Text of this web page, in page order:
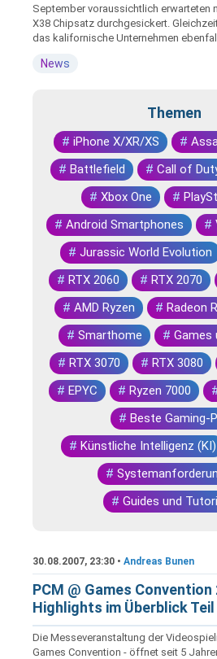
September voraussichtlich erwarteten
X38 Chipsatz durchgesickert.
das kalifornische Unternehmen
News
Themen
# iPhone X/XR/XS #
# Battlefield # Call of
# Xbox One #
# Android Smartphones #
# Jurassic World Evolution
# RTX 2060 # RTX 2070
# AMD Ryzen # Radeon
# Smarthome # Games
# RTX 3070 # RTX 3080
# EPYC # Ryzen 7000
# Beste Gaming-
# Künstliche Intelligenz (KI)
#
# Guides und
30.08.2007, 23:30 • Andreas Bunen
PCM @ Games Convention
Highlights im Überblick Teil
Die Messeveranstaltung der
Games Convention - öffnet seit 5